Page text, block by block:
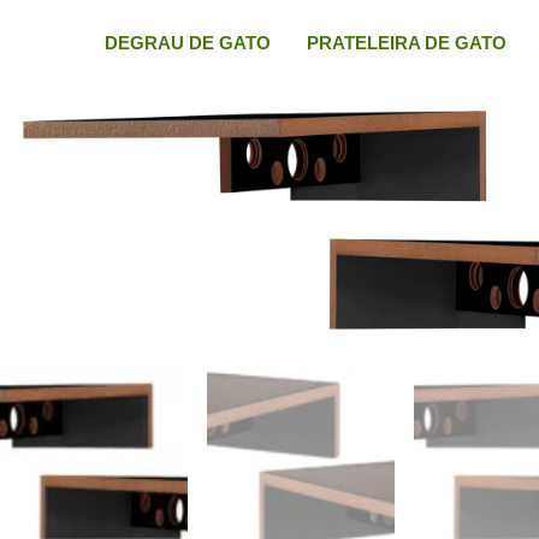
conteúdo
DEGRAU DE GATO PRATELEIRA DE GATO